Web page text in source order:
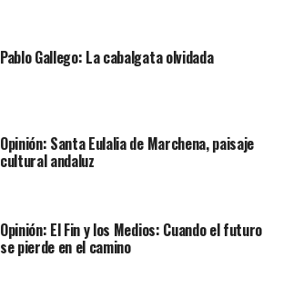
Pablo Gallego: La cabalgata olvidada
Opinión: Santa Eulalia de Marchena, paisaje
cultural andaluz
Opinión: El Fin y los Medios: Cuando el futuro
se pierde en el camino